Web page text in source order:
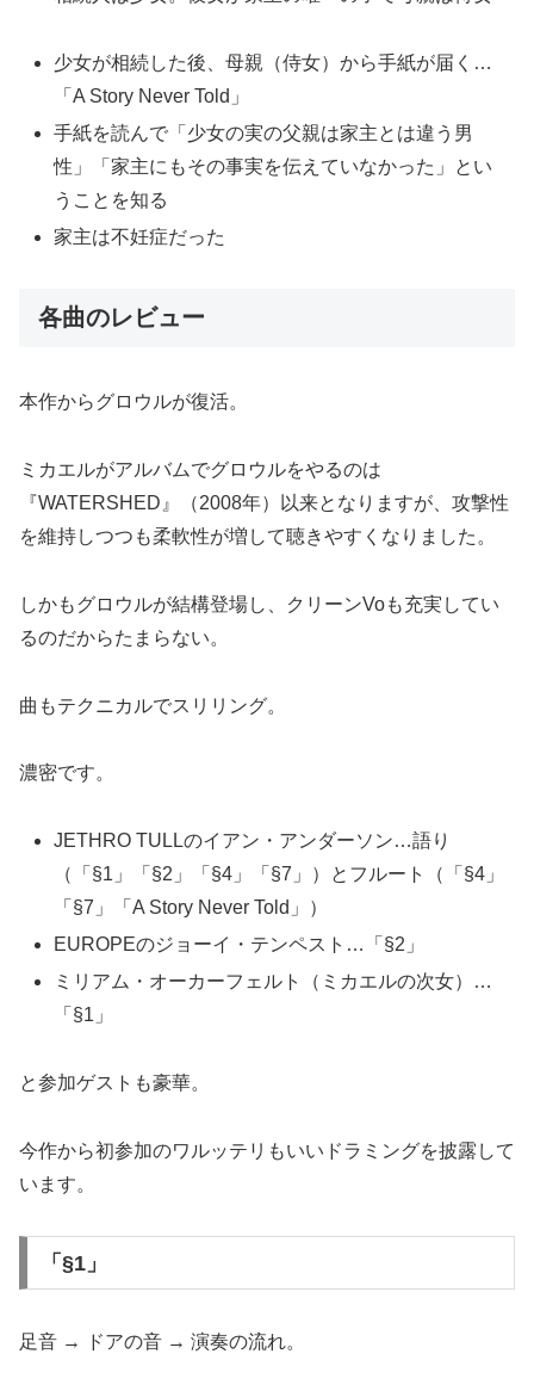
少女が相続した後、母親（侍女）から手紙が届く…
「A Story Never Told」
手紙を読んで「少女の実の父親は家主とは違う男
性」「家主にもその事実を伝えていなかった」とい
うことを知る
家主は不妊症だった
各曲のレビュー
本作からグロウルが復活。
ミカエルがアルバムでグロウルをやるのは
『WATERSHED』（2008年）以来となりますが、攻撃性
を維持しつつも柔軟性が増して聴きやすくなりました。
しかもグロウルが結構登場し、クリーンVoも充実してい
るのだからたまらない。
曲もテクニカルでスリリング。
濃密です。
JETHRO TULLのイアン・アンダーソン…語り
（「§1」「§2」「§4」「§7」）とフルート（「§4」
「§7」「A Story Never Told」）
EUROPEのジョーイ・テンペスト…「§2」
ミリアム・オーカーフェルト（ミカエルの次女）…
「§1」
と参加ゲストも豪華。
今作から初参加のワルッテリもいいドラミングを披露して
います。
「§1」
足音 → ドアの音 → 演奏の流れ。